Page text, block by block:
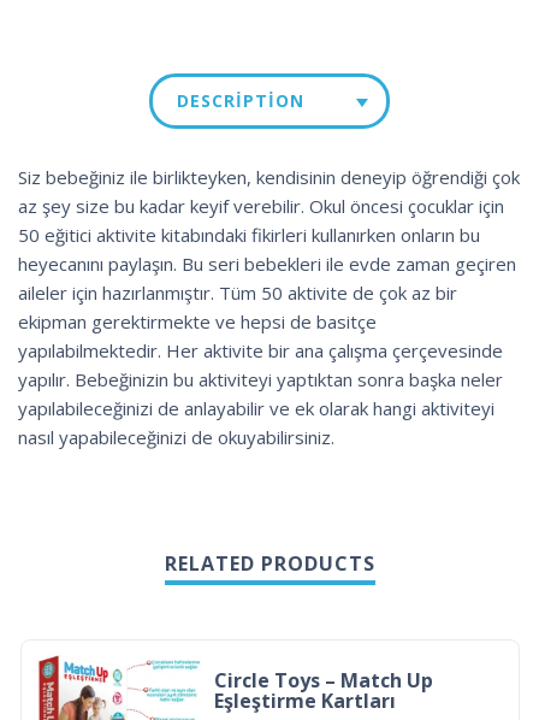
DESCRIPTION
Siz bebeğiniz ile birlikteyken, kendisinin deneyip öğrendiği çok
az şey size bu kadar keyif verebilir. Okul öncesi çocuklar için
50 eğitici aktivite kitabındaki fikirleri kullanırken onların bu
heyecanını paylaşın. Bu seri bebekleri ile evde zaman geçiren
aileler için hazırlanmıştır. Tüm 50 aktivite de çok az bir
ekipman gerektirmekte ve hepsi de basitçe
yapılabilmektedir. Her aktivite bir ana çalışma çerçevesinde
yapılır. Bebeğinizin bu aktiviteyi yaptıktan sonra başka neler
yapılabileceğinizi de anlayabilir ve ek olarak hangi aktiviteyi
nasıl yapabileceğinizi de okuyabilirsiniz.
RELATED PRODUCTS
Circle Toys – Match Up
Eşleştirme Kartları